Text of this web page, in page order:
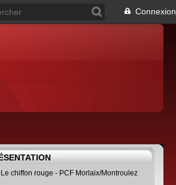
Connexion
Le chiffon rouge - PCF Morlaix/Montroulez